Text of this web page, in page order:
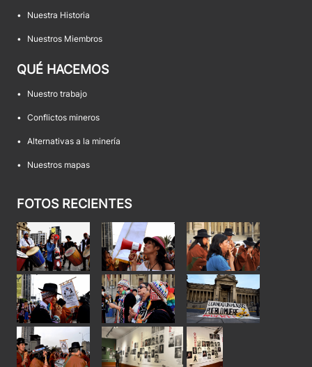
• Nuestra Historia
• Nuestros Miembros
QUÉ HACEMOS
• Nuestro trabajo
• Conflictos mineros
• Alternativas a la minería
• Nuestros mapas
FOTOS RECIENTES